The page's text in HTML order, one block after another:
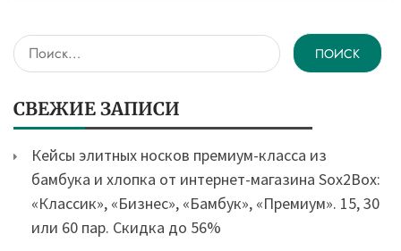
Найти:
СВЕЖИЕ ЗАПИСИ
Кейсы элитных носков премиум-класса из
бамбука и хлопка от интернет-магазина Sox2Box:
«Классик», «Бизнес», «Бамбук», «Премиум». 15, 30
или 60 пар. Скидка до 56%